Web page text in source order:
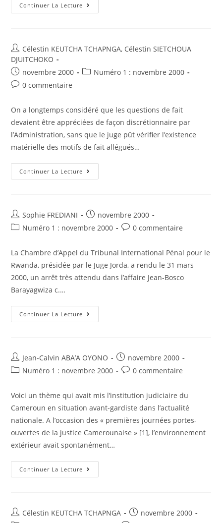
Continuer La Lecture Chambre
Administrative
Du
Cameroun,
Du
26
Emile
C.
Du
Cameroun
Auteur/autrice
de
la
publication :
Célestin KEUTCHA TCHAPNGA, Célestin SIETCHOUA
DJUITCHOKO
Post
published:
novembre 2000
PostNuméro 1 : novembre 2000
Post0 commentaire
On a longtemps considéré que les questions de fait
devaient être appréciées de façon discrétionnaire par
l’Administration, sans que le juge pût vérifier l’existence
matérielle des motifs de fait allégués…
Continuer La Lecture Chambre
Administrative
Du
Cameroun,
Arrêt
Du
Mai
1990
:
Symphorien
MBARGA
C.
(MFPCE)
Auteur/autrice
de
Sophie FREDIANI
Post
published:
novembre 2000
PostNuméro 1 : novembre 2000
Post0 commentaire
La Chambre d’Appel du Tribunal International Pénal pour le
Rwanda, présidée par le Juge Jorda, a rendu le 31 mars
2000, un arrêt très attendu dans l’affaire Jean-Bosco
Barayagwiza c.…
Continuer La Lecture TPI
Pour
31
Mars
2001
:
BARAYAGWIZA
Auteur/autrice
de
Jean-Calvin ABA’A OYONO
Post
published:
novembre 2000
PostNuméro 1 : novembre 2000
Post0 commentaire
Voici un thème qui avait mis l’institution judiciaire du
Cameroun en situation avant-gardiste dans l’actualité
nationale. A l’occasion des « premières journées portes-
ouvertes de la justice Camerounaise » [1], l’environnement
extérieur avait spontanément…
Continuer La Lecture Les
Mutations
La
Lumière
Auteur/autrice
Célestin KEUTCHA TCHAPNGA
Postnovembre 2000